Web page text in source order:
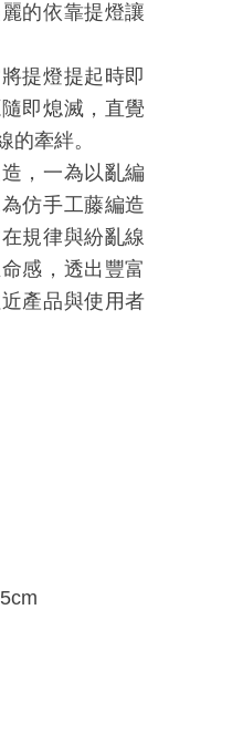
的依靠提燈讓
提燈提起時即
即熄滅，直覺
的牽絆。
，一為以亂編
仿手工藤編造
規律與紛亂線
感，透出豐富
產品與使用者